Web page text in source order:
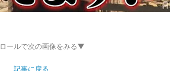
ールで次の画像をみる▼
記事に戻る